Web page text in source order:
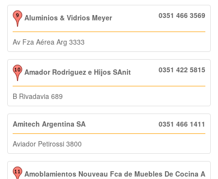
Aluminios & Vidrios Meyer 0351 466 3569
Av Fza Aérea Arg 3333
Amador Rodriguez e Hijos SAnit 0351 422 5815
B Rivadavia 689
Amitech Argentina SA 0351 466 1411
Aviador Petirossi 3800
Amoblamientos Nouveau Fca de Muebles De Cocina A